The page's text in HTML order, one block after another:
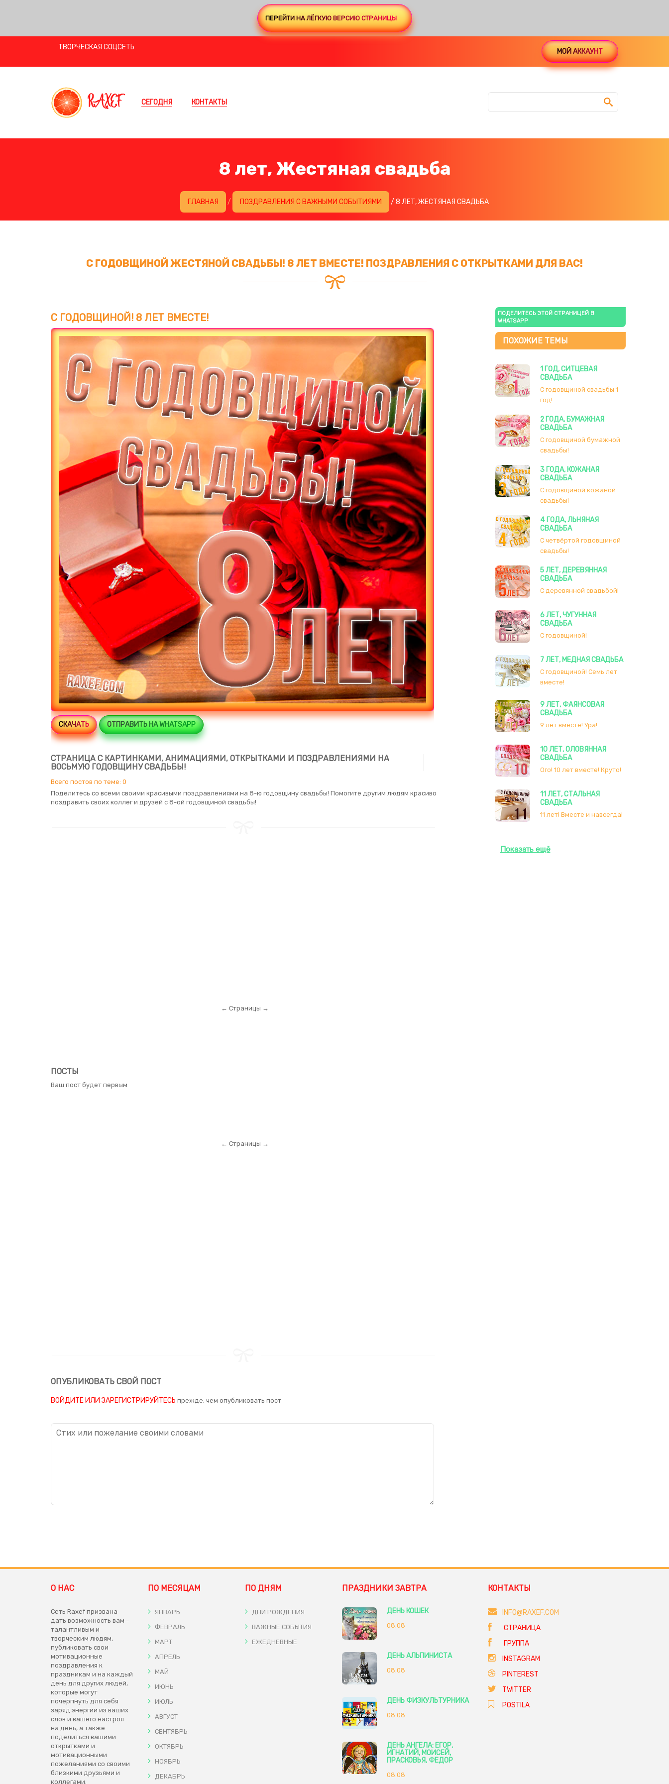
ПЕРЕЙТИ НА ЛЁГКУЮ ВЕРСИЮ СТРАНИЦЫ
ТВОРЧЕСКАЯ СОЦСЕТЬ
МОЙ АККАУНТ
RAXEF СЕГОДНЯ КОНТАКТЫ
8 лет, Жестяная свадьба
ГЛАВНАЯ / ПОЗДРАВЛЕНИЯ С ВАЖНЫМИ СОБЫТИЯМИ / 8 ЛЕТ, ЖЕСТЯНАЯ СВАДЬБА
С ГОДОВЩИНОЙ ЖЕСТЯНОЙ СВАДЬБЫ! 8 ЛЕТ ВМЕСТЕ! ПОЗДРАВЛЕНИЯ С ОТКРЫТКАМИ ДЛЯ ВАС!
С ГОДОВЩИНОЙ! 8 ЛЕТ ВМЕСТЕ!
Загрузка картинки...
СКАЧАТЬ ОТПРАВИТЬ НА WHATSAPP
СТРАНИЦА С КАРТИНКАМИ, АНИМАЦИЯМИ, ОТКРЫТКАМИ И ПОЗДРАВЛЕНИЯМИ НА
ВОСЬМУЮ ГОДОВЩИНУ СВАДЬБЫ!
Всего постов по теме: 0
Поделитесь со всеми своими красивыми поздравлениями на 8-ю годовщину свадьбы! Помогите другим людям красиво
поздравить своих коллег и друзей с 8-ой годовщиной свадьбы!
← Страницы →
ПОСТЫ
Ваш пост будет первым
← Страницы →
ОПУБЛИКОВАТЬ СВОЙ ПОСТ
ВОЙДИТЕ ИЛИ ЗАРЕГИСТРИРУЙТЕСЬ прежде, чем опубликовать пост
ПОДЕЛИТЕСЬ ЭТОЙ СТРАНИЦЕЙ В
WHATSAPP
ПОХОЖИЕ ТЕМЫ
1 ГОД, CИТЦЕВАЯ
СВАДЬБА
С годовщиной свадьбы 1
год!
2 ГОДА, БУМАЖНАЯ
СВАДЬБА
С годовщиной бумажной
свадьбы!
3 ГОДА, КОЖАНАЯ
СВАДЬБА
С годовщиной кожаной
свадьбы!
4 ГОДА, ЛЬНЯНАЯ
СВАДЬБА
С четвёртой годовщиной
свадьбы!
5 ЛЕТ, ДЕРЕВЯННАЯ
СВАДЬБА
С деревянной свадьбой!
6 ЛЕТ, ЧУГУННАЯ
СВАДЬБА
С годовщиной!
7 ЛЕТ, МЕДНАЯ СВАДЬБА
С годовщиной! Семь лет
вместе!
9 ЛЕТ, ФАЯНСОВАЯ
СВАДЬБА
9 лет вместе! Ура!
10 ЛЕТ, ОЛОВЯННАЯ
СВАДЬБА
Ого! 10 лет вместе! Круто!
11 ЛЕТ, СТАЛЬНАЯ
СВАДЬБА
11 лет! Вместе и навсегда!
Показать ещё
О НАС
Сеть Raxef призвана
дать возможность вам -
талантливым и
творческим людям,
публиковать свои
мотивационные
поздравления к
праздникам и на каждый
день для других людей,
которые могут
почерпнуть для себя
заряд энергии из ваших
слов и вашего настроя
на день, а также
поделиться вашими
открытками и
мотивационными
пожеланиями со своими
близкими друзьями и
коллегами.
ПО МЕСЯЦАМ
ЯНВАРЬ
ФЕВРАЛЬ
МАРТ
АПРЕЛЬ
МАЙ
ИЮНЬ
ИЮЛЬ
АВГУСТ
СЕНТЯБРЬ
ОКТЯБРЬ
НОЯБРЬ
ДЕКАБРЬ
ПО ДНЯМ
ДНИ РОЖДЕНИЯ
ВАЖНЫЕ СОБЫТИЯ
ЕЖЕДНЕВНЫЕ
ПРАЗДНИКИ ЗАВТРА
ДЕНЬ КОШЕК
08.08
ДЕНЬ АЛЬПИНИСТА
08.08
ДЕНЬ ФИЗКУЛЬТУРНИКА
08.08
ДЕНЬ АНГЕЛА: ЕГОР,
ИГНАТИЙ, МОИСЕЙ,
ПРАСКОВЬЯ, ФЕДОР
08.08
КОНТАКТЫ
INFO@RAXEF.COM
СТРАНИЦА
ГРУППА
INSTAGRAM
PINTEREST
TWITTER
POSTILA